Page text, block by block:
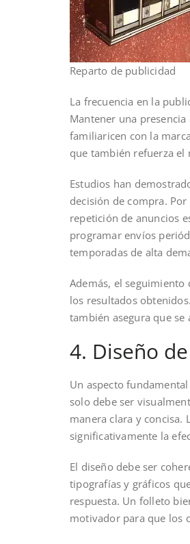
Reparto de publicidad
La frecuencia en la
Mantener una
familiaricen con la
que también refuerza
Estudios han
decisión de compra.
repetición de anuncios
programar envíos
temporadas de alta
Además, el
los resultados
también asegura que se
4. Diseño
Un aspecto
solo debe ser
manera clara y concisa.
significativamente la
El diseño debe ser
tipografías y gráficos
respuesta. Un folleto
motivador para que los